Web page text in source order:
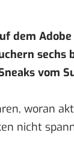
dem Adobe
sechs
vom
woran
nicht